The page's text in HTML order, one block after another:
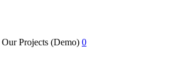
Our Projects (Demo) 0